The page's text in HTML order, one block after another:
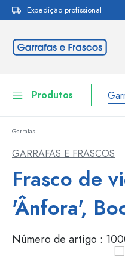
Saltar para a
Expedição profissional
Produtos
Louça de mesa
Embalagens cosméticas
Garrafas
GARRAFAS E FRASCOS
Frasco de
'Ânfora',
Número de artigo :